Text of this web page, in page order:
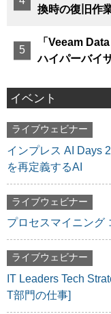
換時の復旧作
「Veeam
ハイパーバイ
イベント
ライブウェビナー
インプレス AI Days
を再定義するAI
ライブウェビナー
プロセスマイニング
ライブウェビナー
IT Leaders Tech
T部門の仕事]